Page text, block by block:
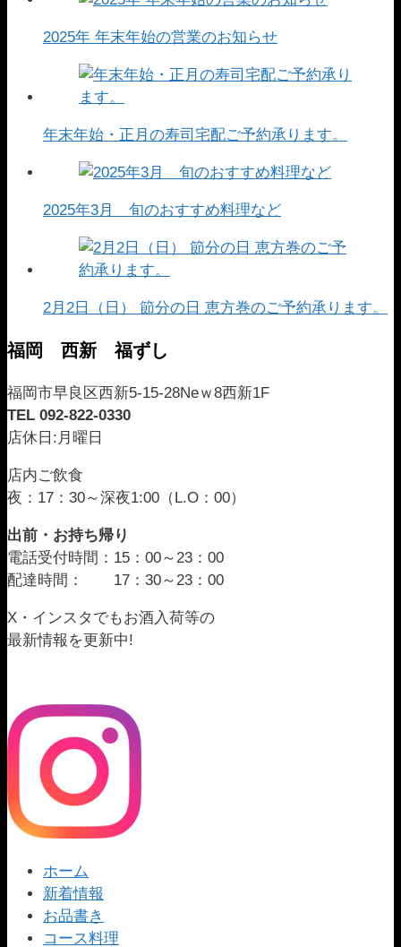
2025年 年末年始の営業のお知らせ
年末年始・正月の寿司宅配ご予約承ります。
2025年3月 旬のおすすめ料理など
2月2日（日） 節分の日 恵方巻のご予約承ります。
福岡 西新 福ずし
福岡市早良区西新5-15-28Neｗ8西新1F
TEL 092-822-0330
店休日:月曜日
店内ご飲食
夜：17：30～深夜1:00（L.O：00）
出前・お持ち帰り
電話受付時間：15：00～23：00
配達時間： 17：30～23：00
X・インスタでもお酒入荷等の
最新情報を更新中!
ホーム
新着情報
お品書き
コース料理